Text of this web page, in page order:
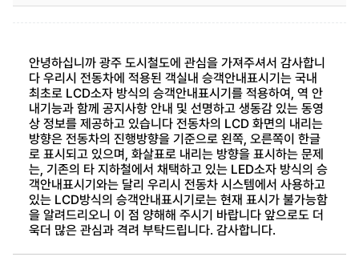
안녕하십니까 광주 도시철도에 관심을 가져주셔서 감사합니
다 우리시 전동차에 적용된 객실내 승객안내표시기는 국내
최초로 LCD소자 방식의 승객안내표시기를 적용하여, 역 안
내기능과 함께 공지사항 안내 및 선명하고 생동감 있는 동영
상 정보를 제공하고 있습니다 전동차의 LCD 화면의 내리는
방향은 전동차의 진행방향을 기준으로 왼쪽, 오른쪽이 한글
로 표시되고 있으며, 화살표로 내리는 방향을 표시하는 문제
는, 기존의 타 지하철에서 채택하고 있는 LED소자 방식의 승
객안내표시기와는 달리 우리시 전동차 시스템에서 사용하고
있는 LCD방식의 승객안내표시기로는 현재 표시가 불가능함
을 알려드리오니 이 점 양해해 주시기 바랍니다 앞으로도 더
욱더 많은 관심과 격려 부탁드립니다. 감사합니다.